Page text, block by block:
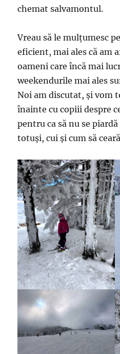
chemat salvamontul.
Vreau să le mulțumesc
eficient, mai ales că am
oameni care încă mai
weekendurile mai ales
Noi am discutat, și vom
înainte cu copiii despre
pentru ca să nu se
totuși, cui și cum să